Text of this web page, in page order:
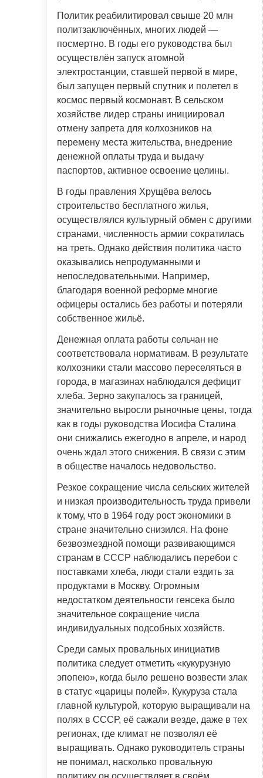
Политик реабилитировал свыше 20 млн
политзаключённых, многих людей —
посмертно. В годы его руководства был
осуществлён запуск атомной
электростанции, ставшей первой в мире,
был запущен первый спутник и полетел в
космос первый космонавт. В сельском
хозяйстве лидер страны инициировал
отмену запрета для колхозников на
перемену места жительства, внедрение
денежной оплаты труда и выдачу
паспортов, активное освоение целины.
В годы правления Хрущёва велось
строительство бесплатного жилья,
осуществлялся культурный обмен с другими
странами, численность армии сократилась
на треть. Однако действия политика часто
оказывались непродуманными и
непоследовательными. Например,
благодаря военной реформе многие
офицеры остались без работы и потеряли
собственное жильё.
Денежная оплата работы сельчан не
соответствовала нормативам. В результате
колхозники стали массово переселяться в
города, в магазинах наблюдался дефицит
хлеба. Зерно закупалось за границей,
значительно выросли рыночные цены, тогда
как в годы руководства Иосифа Сталина
они снижались ежегодно в апреле, и народ
очень ждал этого снижения. В связи с этим
в обществе началось недовольство.
Резкое сокращение числа сельских жителей
и низкая производительность труда привели
к тому, что в 1964 году рост экономики в
стране значительно снизился. На фоне
безвозмездной помощи развивающимся
странам в СССР наблюдались перебои с
поставками хлеба, люди стали ездить за
продуктами в Москву. Огромным
недостатком деятельности генсека было
значительное сокращение числа
индивидуальных подсобных хозяйств.
Среди самых провальных инициатив
политика следует отметить «кукурузную
эпопею», когда было решено возвести злак
в статус «царицы полей». Кукуруза стала
главной культурой, которую выращивали на
полях в СССР, её сажали везде, даже в тех
регионах, где климат не позволял её
выращивать. Однако руководитель страны
не понимал, насколько провальную
политику он осуществляет в своём